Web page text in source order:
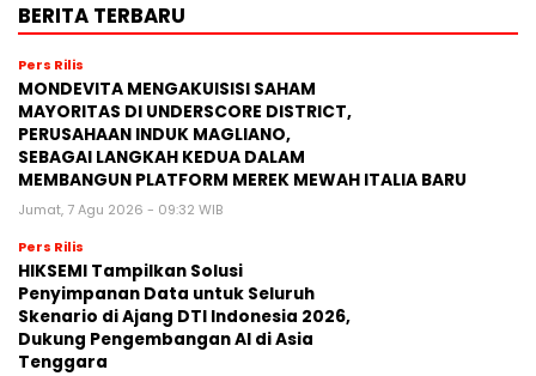
BERITA TERBARU
Pers Rilis
MONDEVITA MENGAKUISISI SAHAM
MAYORITAS DI UNDERSCORE DISTRICT,
PERUSAHAAN INDUK MAGLIANO,
SEBAGAI LANGKAH KEDUA DALAM
MEMBANGUN PLATFORM MEREK MEWAH ITALIA BARU
Jumat, 7 Agu 2026 - 09:32 WIB
Pers Rilis
HIKSEMI Tampilkan Solusi
Penyimpanan Data untuk Seluruh
Skenario di Ajang DTI Indonesia 2026,
Dukung Pengembangan AI di Asia
Tenggara